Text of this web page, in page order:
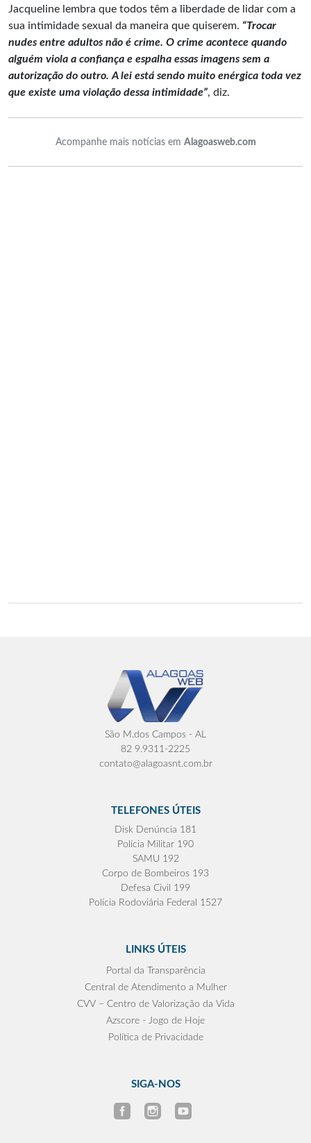
Jacqueline lembra que todos têm a liberdade de lidar com a
sua intimidade sexual da maneira que quiserem. “Trocar
nudes entre adultos não é crime. O crime acontece quando
alguém viola a confiança e espalha essas imagens sem a
autorização do outro. A lei está sendo muito enérgica toda vez
que existe uma violação dessa intimidade”, diz.
Acompanhe mais notícias em Alagoasweb.com
São M.dos Campos - AL
82 9.9311-2225
contato@alagoasnt.com.br
TELEFONES ÚTEIS
Disk Denúncia 181
Polícia Militar 190
SAMU 192
Corpo de Bombeiros 193
Defesa Civil 199
Polícia Rodoviária Federal 1527
LINKS ÚTEIS
Portal da Transparência
Central de Atendimento a Mulher
CVV – Centro de Valorização da Vida
Azscore - Jogo de Hoje
Política de Privacidade
SIGA-NOS